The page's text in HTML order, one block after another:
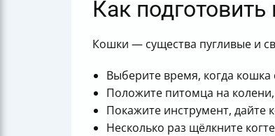
Как
Кошки — существа пугливые и
Выберите время, когда кошка
Положите питомца на
Покажите инструмент, дайте
Несколько раз щёлкните